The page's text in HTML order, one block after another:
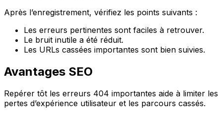
Après l’enregistrement, vérifiez les points suivants :
Les erreurs pertinentes sont faciles à retrouver.
Le bruit inutile a été réduit.
Les URLs cassées importantes sont bien suivies.
Avantages SEO
Repérer tôt les erreurs 404 importantes aide à limiter les
pertes d’expérience utilisateur et les parcours cassés.